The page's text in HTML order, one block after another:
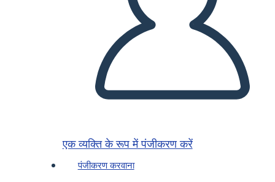
एक व्यक्ति के रूप में पंजीकरण करें
पंजीकरण करवाना